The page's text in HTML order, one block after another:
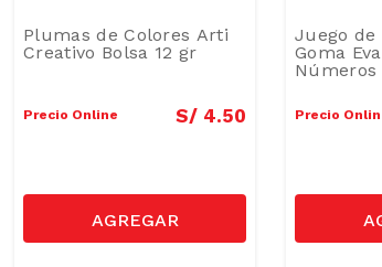
Plumas de Colores Arti
Creativo Bolsa 12 gr
Precio Online S/ 4.50
Juego de
Goma
Números
Precio